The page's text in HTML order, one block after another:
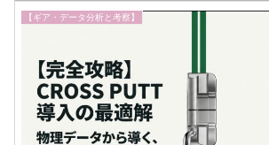
【ギア・データ分析と考察】